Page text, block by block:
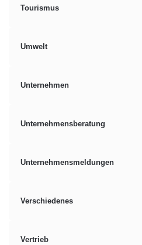
Tourismus
Umwelt
Unternehmen
Unternehmensberatung
Unternehmensmeldungen
Verschiedenes
Vertrieb